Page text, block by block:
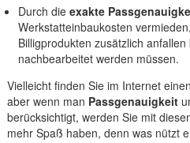
Durch dieexakte
Werkstatteinbaukosten
Billigprodukten zusätzlich
nachbearbeitet werden müssen.
Vielleicht finden Sie im Internet
aber wenn man Passgenauigkeit
berücksichtigt, werden Sie mit
mehr Spaß haben, denn was nützt